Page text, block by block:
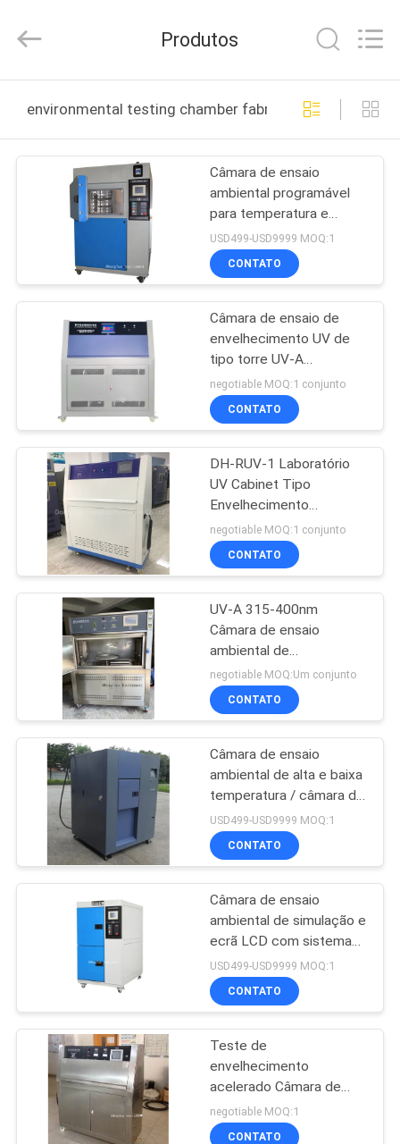
PRODUTOS
SOBRE
EXCURSÃO
FÁBRICA
CONTROLE
DA
QUALIDADE
CONTACTE-
NOS
PEÇA
UMAS
CITAÇÕES
MAPA
SITE
PRIVACY
POLICY
Reserved.
Developed
Produtos
environmental testing chamber fabricação online
Câmara de ensaio
ambiental programável
para temperatura e
umidade de aquecimento
USD499-USD9999 MOQ:1
CONTATO
Câmara de ensaio de
envelhecimento UV de
tipo torre UV-A
comprimento de onda
315 - 400nm Câmara de
ensaio de
ambiental
negotiable MOQ:1 conjunto
CONTATO
DH-RUV-1 Laboratório
UV Cabinet Tipo
Envelhecimento
Ambiental
negotiable MOQ:1 conjunto
CONTATO
UV-A 315-400nm
Câmara de ensaio
ambiental de
envelhecimento UV
220V/50Hz
negotiable MOQ:Um conjunto
CONTATO
Câmara de ensaio
ambiental de alta e baixa
temperatura / câmara de
ensaio de arrefecimento
por choque térmico
USD499-USD9999 MOQ:1
CONTATO
Câmara de ensaio
ambiental de simulação e
ecrã LCD com sistema
de balanço
USD499-USD9999 MOQ:1
CONTATO
Teste de
envelhecimento
acelerado Câmara de
ensaio ambiental /
Câmara de luz UV
negotiable MOQ:1
CONTATO